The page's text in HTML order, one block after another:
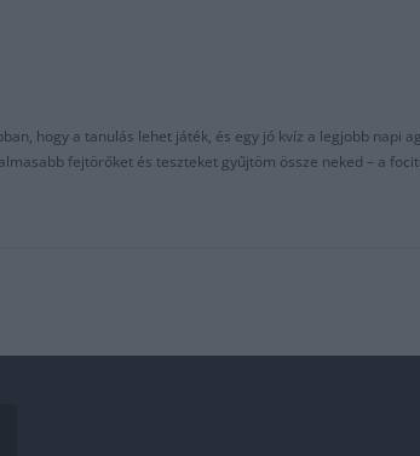
hogy a tanulás lehet játék, és egy jó kvíz a legjobb
fejtörőket és teszteket gyűjtöm össze neked – a